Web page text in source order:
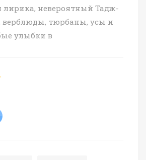
лирика, невероятный Тадж-
верблюды, тюрбаны, усы и
улыбки в